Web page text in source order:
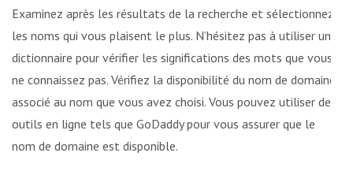
Examinez après les résultats de la recherche et sélectionnez
les noms qui vous plaisent le plus. N’hésitez pas à utiliser un
dictionnaire pour vérifier les significations des mots que vous
ne connaissez pas. Vérifiez la disponibilité du nom de domaine
associé au nom que vous avez choisi. Vous pouvez utiliser des
outils en ligne tels que GoDaddy pour vous assurer que le
nom de domaine est disponible.